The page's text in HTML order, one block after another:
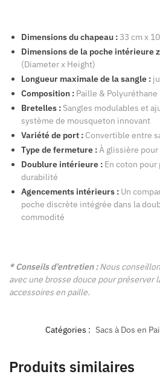
Dimensions du chapeau : 33 cm x
Dimensions de la poche intérieure
(Diameter x Height)
Longueur maximale de la sangle :
Composition : Paille & Polyuréthane
Bretelles : Sangles modulables et
système de mousqueton innovant
Variété de port : Convertible entre
Type de fermeture :À glissière
Doublure intérieure : En coton
durabilité
Agencements intérieurs : Un
poche discrète intégrée dans la
commodité
* Conseils d’entretien :Nous
avec une brosse douce pour préserver
accessoires en paille.
Catégories : Sacs à Dos en
Produits similaires